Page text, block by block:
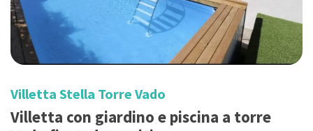
Villetta Stella Torre Vado
Villetta con giardino e piscina a torre